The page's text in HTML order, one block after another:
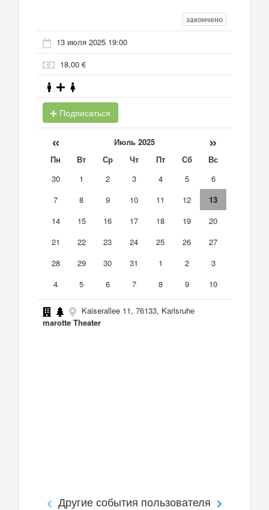
закончено
13 июля 2025 19:00
18,00 €
Подписаться
« Июль 2025 »
Пн Вт Ср Чт Пт Сб
Вс
30
1 2 3 4 5
6
7
8 9 10 11 12
13
14
15 16 17 18 19
20
21
22 23 24 25 26
27
28
29 30 31 1 2
3
4
5 6 7 8 9 10
Kaiserallee 11, 76133, Karlsruhe
marotte Theater
Другие события пользователя